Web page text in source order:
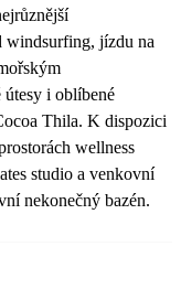
windsurfing, jízdu na
i oblíbené
Thila. K dispozici
wellness
studio a venkovní
nekonečný bazén.